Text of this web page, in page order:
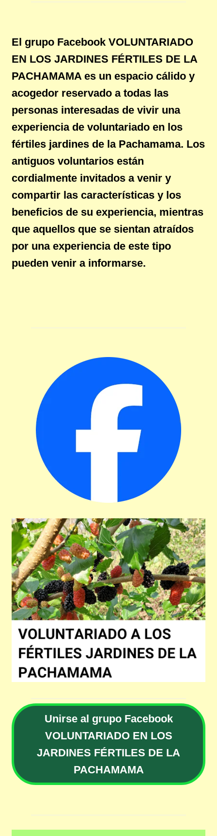
El grupo Facebook VOLUNTARIADO
EN LOS JARDINES FÉRTILES DE LA
PACHAMAMA es un espacio cálido y
acogedor reservado a todas las
personas interesadas de vivir una
experiencia de voluntariado en los
fértiles jardines de la Pachamama. Los
antiguos voluntarios están
cordialmente invitados a venir y
compartir las características y los
beneficios de su experiencia, mientras
que aquellos que se sientan atraídos
por una experiencia de este tipo
pueden venir a informarse.
Unirse al grupo Facebook
VOLUNTARIADO EN LOS
JARDINES FÉRTILES DE LA
PACHAMAMA